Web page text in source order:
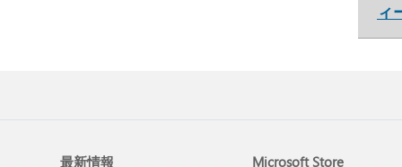
ィ
最新情報 Microsoft Store